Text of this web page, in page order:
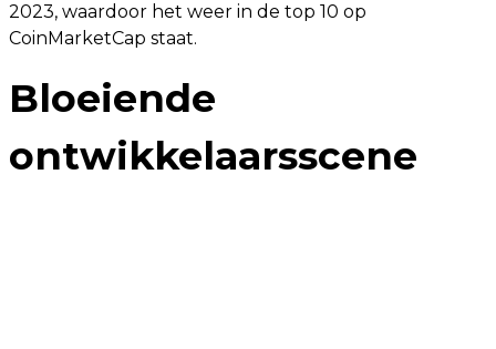
2023, waardoor het weer in de top 10 op
CoinMarketCap staat.
Bloeiende
ontwikkelaarsscene